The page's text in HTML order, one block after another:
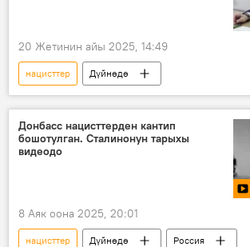
20 Жетинин айы 2025, 14:49
нацисттер
Дүйнөдө
Экинчи дүйнөлүк согуш
кылмыш
Нюрнберг
Владимир Путин
Донбасс нацисттерден кантип
бошотулган. Сталинонун тарыхы
видеодо
8 Аяк оона 2025, 20:01
нацисттер Дүйнөдө
Россия